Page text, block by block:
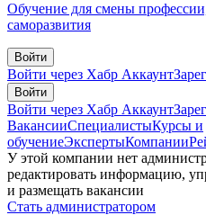
Обучение для смены
саморазвития
Войти
Войти через Хабр Аккаунт
Войти
Войти через Хабр Аккаунт
ВакансииСпециалистыКурсы и
обучениеЭкспертыКомпании
У этой компании нет
редактировать информацию,
и размещать вакансии
Стать администратором